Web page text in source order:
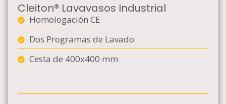
Cleiton® Lavavasos Industrial
Homologación CE
Dos Programas de Lavado
Cesta de 400x400 mm